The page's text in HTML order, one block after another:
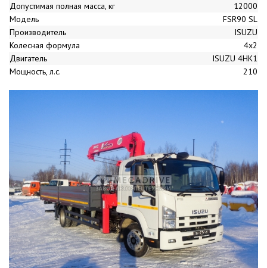
Допустимая полная масса, кг
12000
Модель
FSR90 SL
Производитель
ISUZU
Колесная формула
4x2
Двигатель
ISUZU 4HK1
Мощность, л.с.
210